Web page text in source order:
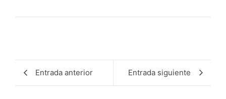
Entrada anterior Entrada siguiente